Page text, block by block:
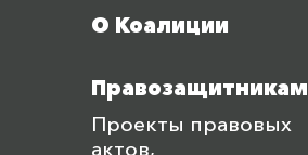
О Коалиции
Правозащитникам
Проекты правовых
актов,